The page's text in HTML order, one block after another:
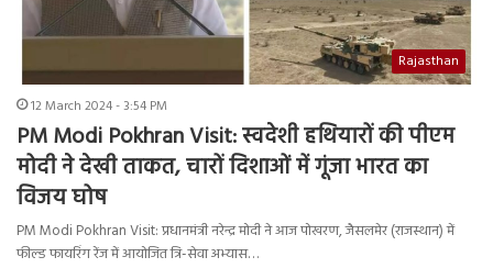
Rajasthan
12 March 2024 - 3:54 PM
PM Modi Pokhran Visit: स्वदेशी हथियारों की पीएम
मोदी ने देखी ताकत, चारों दिशाओं में गूंजा भारत का
विजय घोष
PM Modi Pokhran Visit: प्रधानमंत्री नरेन्द्र मोदी ने आज पोखरण, जैसलमेर (राजस्थान) में
फील्ड फायरिंग रेंज में आयोजित त्रि-सेवा अभ्यास…